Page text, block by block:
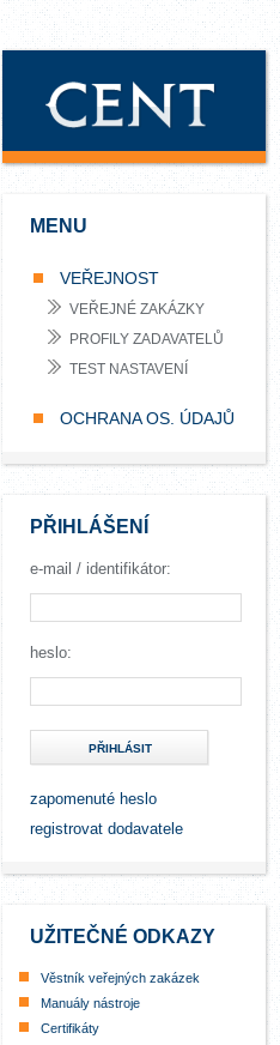
MENU
VEŘEJNOST
VEŘEJNÉ ZAKÁZKY
PROFILY ZADAVATELŮ
TEST NASTAVENÍ
OCHRANA OS. ÚDAJŮ
PŘIHLÁŠENÍ
e-mail / identifikátor:
heslo:
PŘIHLÁSIT
zapomenuté heslo
registrovat dodavatele
UŽITEČNÉ ODKAZY
Věstník veřejných zakázek
Manuály nástroje
Certifikáty